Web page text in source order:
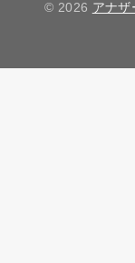
© 2026 アナザ